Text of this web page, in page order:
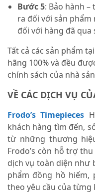
Bước 5: Bảo hành
ra đối với sản
đối với hàng đã qua
Tất cả các sản phẩm
hãng 100% và đều
chính sách của nhà
VỀ CÁC DỊCH VỤ
Frodo’s Timepieces
khách hàng tìm đến,
từ những thương
Frodo’s còn hỗ trợ
dịch vụ toàn diện như
phẩm đồng hồ hiếm,
theo yêu cầu của từng